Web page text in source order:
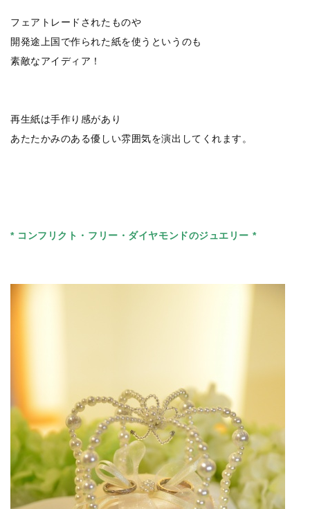
フェアトレードされたものや
開発途上国で作られた紙を使うというのも
素敵なアイディア！
再生紙は手作り感があり
あたたかみのある優しい雰囲気を演出してくれます。
* コンフリクト・フリー・ダイヤモンドのジュエリー *